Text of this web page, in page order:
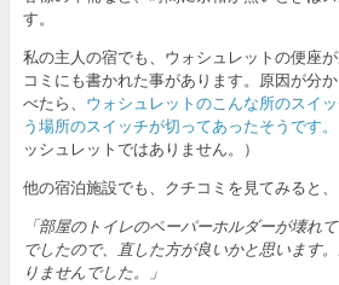
す。
私の主人の宿でも、ウォシュレットの便座
コミにも書かれた事があります。原因が分
べたら、 ウォシュレットのこんな所のスイ
う場所のスイッチが切ってあったそうです。
ッシュレットではありません。）
他の宿泊施設でも、クチコミを見てみると、
「部屋のトイレのペーパーホルダーが壊れ
でしたので、直した方が良いかと思います
りませんでした。」